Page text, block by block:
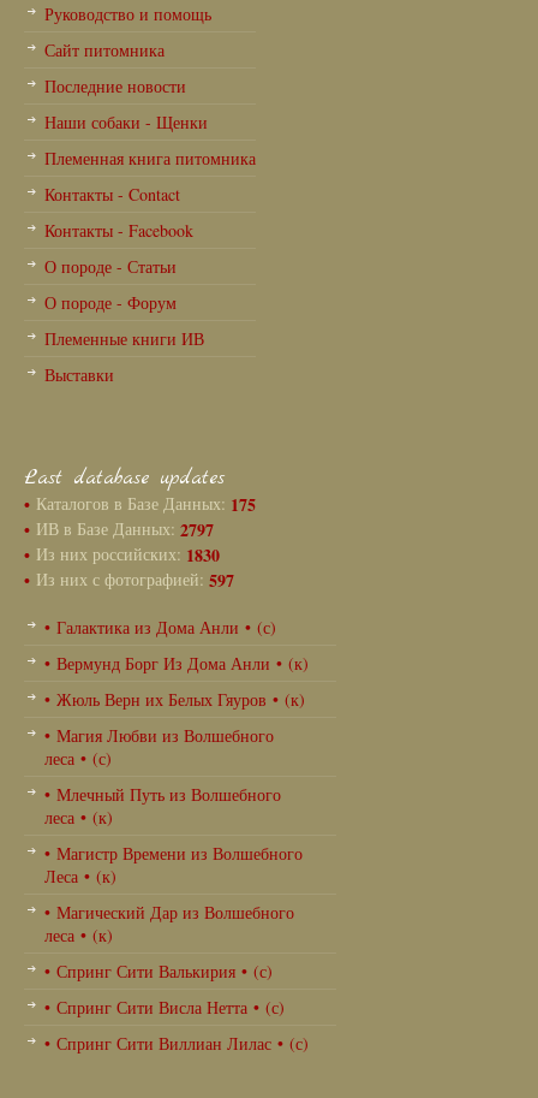
Руководство и помощь
Сайт питомника
Последние новости
Наши собаки - Щенки
Племенная книга питомника
Контакты - Contact
Контакты - Facebook
О породе - Статьи
О породе - Форум
Племенные книги ИВ
Выставки
Last database updates
• Каталогов в Базе Данных: 175
• ИВ в Базе Данных: 2797
• Из них российских: 1830
• Из них с фотографией: 597
• Галактика из Дома Анли • (с)
• Вермунд Борг Из Дома Анли • (к)
• Жюль Верн их Белых Гяуров • (к)
• Магия Любви из Волшебного
леса • (с)
• Млечный Путь из Волшебного
леса • (к)
• Магистр Времени из Волшебного
Леса • (к)
• Магический Дар из Волшебного
леса • (к)
• Спринг Сити Валькирия • (с)
• Спринг Сити Висла Нетта • (с)
• Спринг Сити Виллиан Лилас • (с)